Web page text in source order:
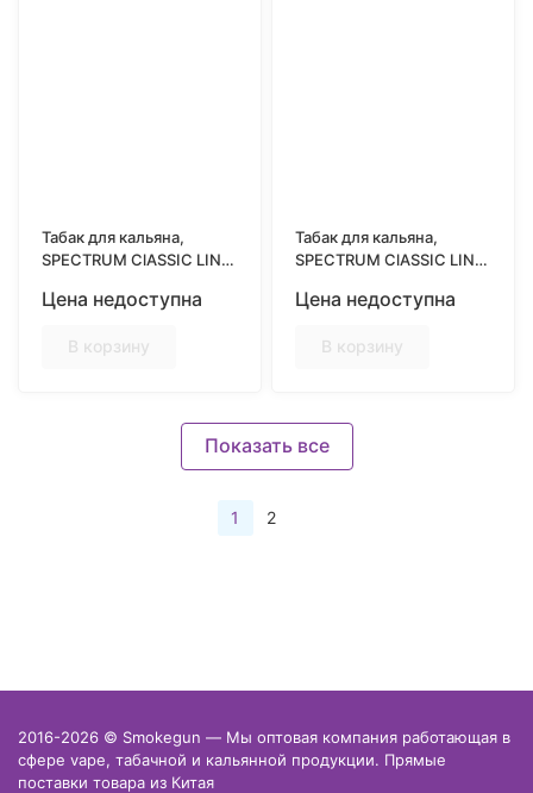
Табак для кальяна,
SPECTRUM ClASSIC LINE
RASPBERRY (Русская
Цена недоступна
В корзину
Табак для кальяна,
SPECTRUM ClASSIC LINE
(Земляника)
Цена недоступна
В корзину
Показать все
1 2
2016-2026 © Smokegun — Мы оптовая компания работающая в
сфере vape, табачной и кальянной продукции. Прямые
поставки товара из Китая